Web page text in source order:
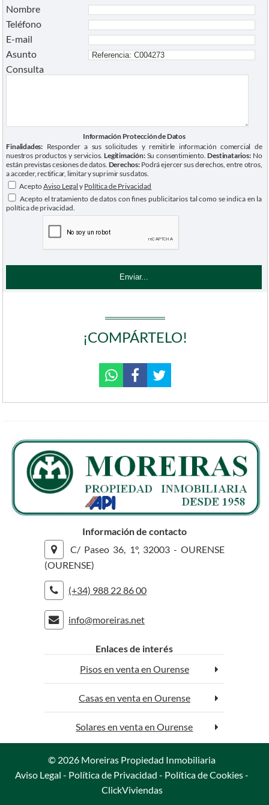
¡COMPÁRTELO!
Nombre
Teléfono
E-mail
Asunto
Consulta
Información Protección de Datos
Finalidades: Responder a sus solicitudes y remitirle información comercial de
nuestros productos y servicios.Legitimación:Su consentimiento.Destinatarios:No
están previstas cesiones de datos. Derechos:Podrá ejercer sus derechos, entre otros,
a acceder, rectificar, limitar y suprimir sus datos.
AceptoAviso Legal y Política de Privacidad
Acepto el tratamiento de datos con fines publicitarios tal como se indica en la
política de privacidad.
Información de contacto
C/ Paseo 36, 1°, 32003 - OURENSE
(OURENSE)
(+34) 988 22 86 00
info@moreiras.net
Enlaces de interés
Pisos en venta en Ourense
Casas en venta en Ourense
Solares en venta en Ourense
© 2026 Moreiras Propiedad Inmobiliaria
Aviso Legal - Política de Privacidad - Política de Cookies-
ClickViviendas